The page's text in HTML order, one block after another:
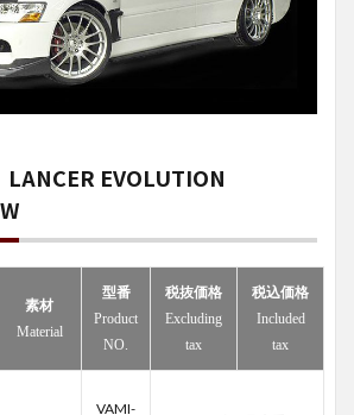
EVOLUTION
素材
Material
型番
Product
NO.
税抜価格
Excluding
tax
税込価格
Included
tax
VAMI-